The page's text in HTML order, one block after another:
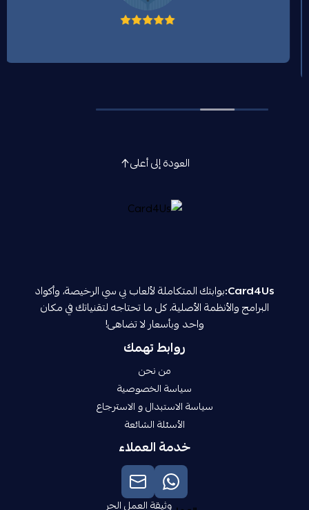
العودة إلى أعلى
Card4Us: بوابتك المتكاملة لألعاب بي سي الرخيصة، وأكواد
البرامج والأنظمة الأصلية، كل ما تحتاجه لتقنياتك في مكان
واحد وبأسعار لا تضاهى!
روابط تهمك
من نحن
سياسة الخصوصية
سياسة الاستبدال و الاسترجاع
الأسئلة الشائعة
خدمة العملاء
وثيقة العمل الحر